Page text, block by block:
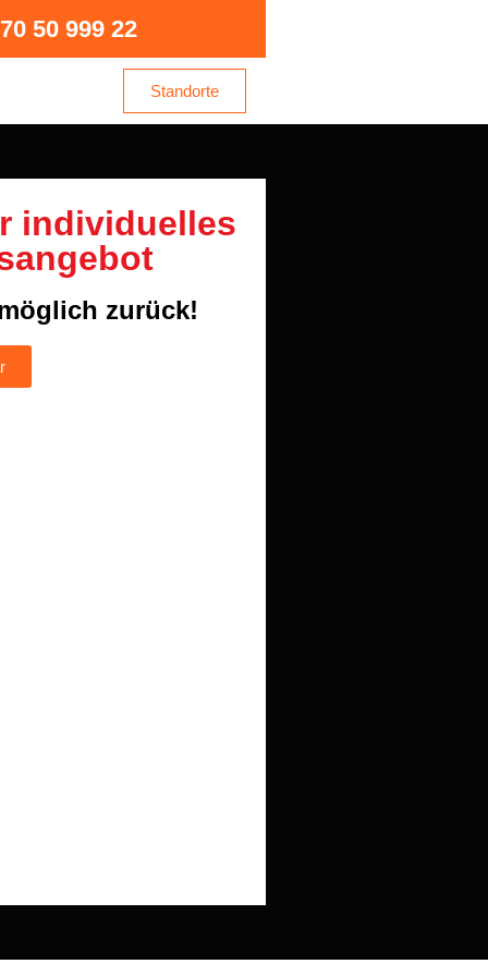
50 999 22
Standorte
individuelles
zurück!